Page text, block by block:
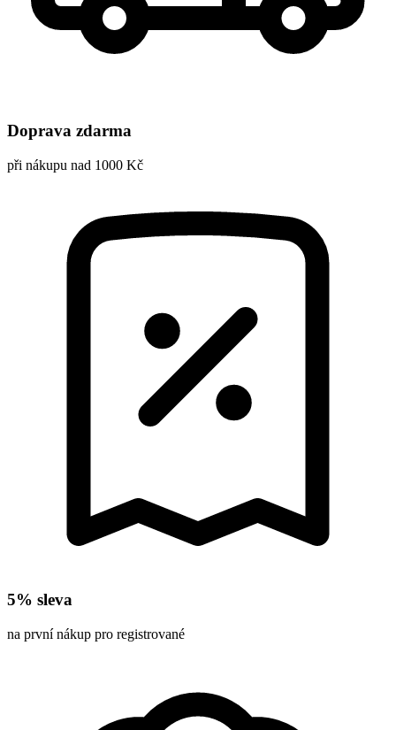
Doprava zdarma
při nákupu nad 1000 Kč
5% sleva
na první nákup pro registrované